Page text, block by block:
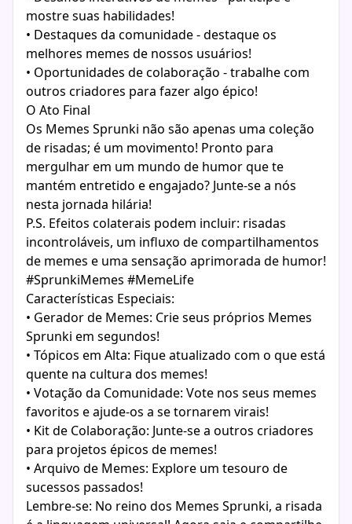
mostre suas habilidades!
• Destaques da comunidade - destaque os
melhores memes de nossos usuários!
• Oportunidades de colaboração - trabalhe com
outros criadores para fazer algo épico!
O Ato Final
Os Memes Sprunki não são apenas uma coleção
de risadas; é um movimento! Pronto para
mergulhar em um mundo de humor que te
mantém entretido e engajado? Junte-se a nós
nesta jornada hilária!
P.S. Efeitos colaterais podem incluir: risadas
incontroláveis, um influxo de compartilhamentos
de memes e uma sensação aprimorada de humor!
#SprunkiMemes #MemeLife
Características Especiais:
• Gerador de Memes: Crie seus próprios Memes
Sprunki em segundos!
• Tópicos em Alta: Fique atualizado com o que está
quente na cultura dos memes!
• Votação da Comunidade: Vote nos seus memes
favoritos e ajude-os a se tornarem virais!
• Kit de Colaboração: Junte-se a outros criadores
para projetos épicos de memes!
• Arquivo de Memes: Explore um tesouro de
sucessos passados!
Lembre-se: No reino dos Memes Sprunki, a risada